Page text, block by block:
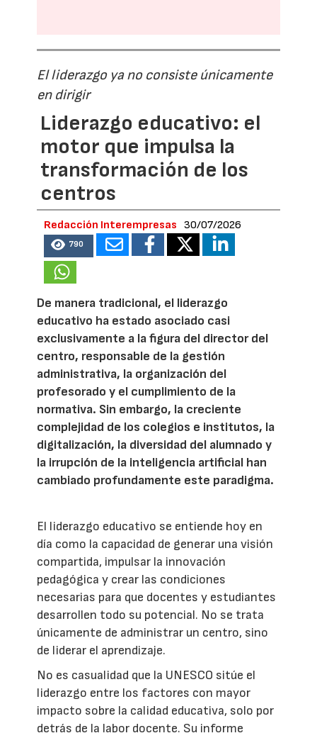
El liderazgo ya no consiste únicamente
en dirigir
Liderazgo educativo: el
motor que impulsa la
transformación de los
centros
Redacción Interempresas 30/07/2026
790
De manera tradicional, el liderazgo
educativo ha estado asociado casi
exclusivamente a la figura del director del
centro, responsable de la gestión
administrativa, la organización del
profesorado y el cumplimiento de la
normativa. Sin embargo, la creciente
complejidad de los colegios e institutos, la
digitalización, la diversidad del alumnado y
la irrupción de la inteligencia artificial han
cambiado profundamente este paradigma.
El liderazgo educativo se entiende hoy en
día como la capacidad de generar una visión
compartida, impulsar la innovación
pedagógica y crear las condiciones
necesarias para que docentes y estudiantes
desarrollen todo su potencial. No se trata
únicamente de administrar un centro, sino
de liderar el aprendizaje.
No es casualidad que la UNESCO sitúe el
liderazgo entre los factores con mayor
impacto sobre la calidad educativa, solo por
detrás de la labor docente. Su informe